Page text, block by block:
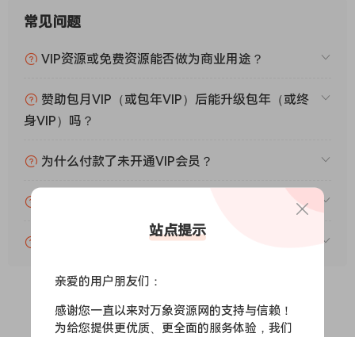
常见问题
VIP资源或免费资源能否做为商业用途？
赞助包月VIP（或包年VIP）后能升级包年（或终
身VIP）吗？
为什么付款了未开通VIP会员？
VIP会员剩余时间查询？
0 0
站点提示
亲爱的用户朋友们：
感谢您一直以来对万象资源网的支持与信赖！
为给您提供更优质、更全面的服务体验，我们